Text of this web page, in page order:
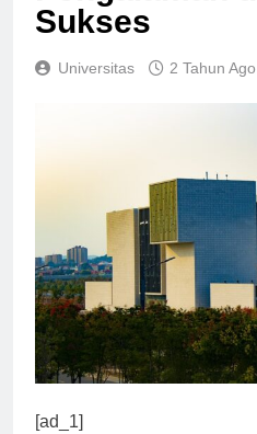
Sukses
Universitas 2 Tahun Ago
[ad_1]